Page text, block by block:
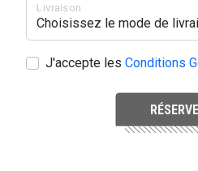
Livraison
J'accepte les Conditions